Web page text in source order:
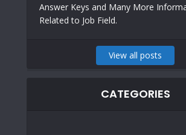
Answer Keys and Many More
Related to Job Field.
View all posts
CATEGORIES